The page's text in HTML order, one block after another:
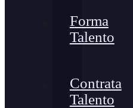
Forma
Talento
Contrata
Talento